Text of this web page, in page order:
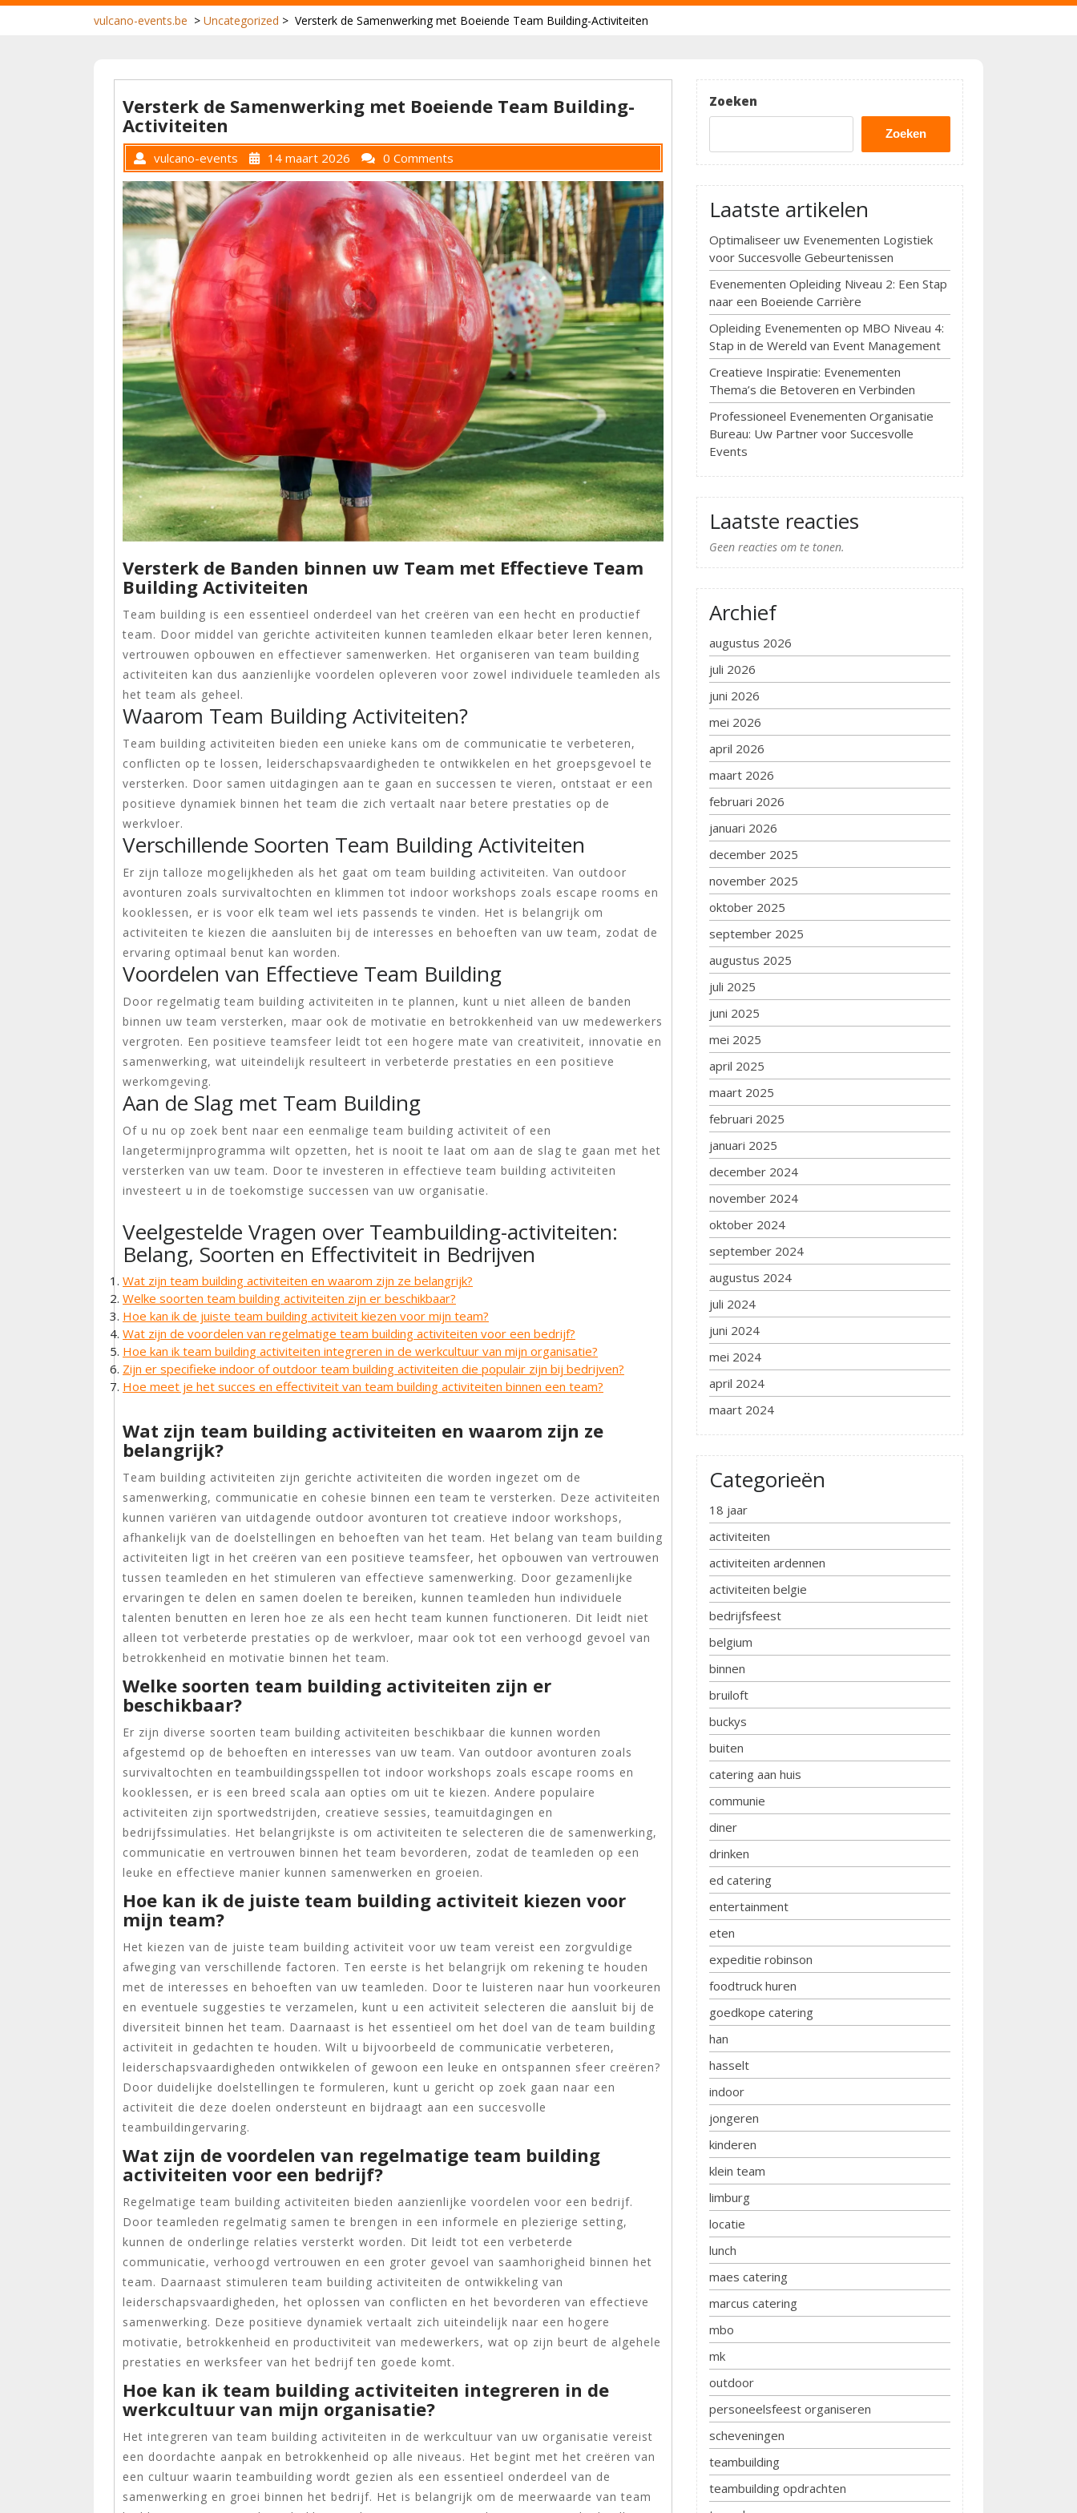
vulcano-events.be > Uncategorized > Versterk de Samenwerking met Boeiende Team Building-Activiteiten
Versterk de Samenwerking met Boeiende Team Building-
Activiteiten
vulcano-events 14 maart 2026 0 Comments
Versterk de Banden binnen uw Team met Effectieve Team
Building Activiteiten
Team building is een essentieel onderdeel van het creëren van een hecht en productief
team. Door middel van gerichte activiteiten kunnen teamleden elkaar beter leren kennen,
vertrouwen opbouwen en effectiever samenwerken. Het organiseren van team building
activiteiten kan dus aanzienlijke voordelen opleveren voor zowel individuele teamleden als
het team als geheel.
Waarom Team Building Activiteiten?
Team building activiteiten bieden een unieke kans om de communicatie te verbeteren,
conflicten op te lossen, leiderschapsvaardigheden te ontwikkelen en het groepsgevoel te
versterken. Door samen uitdagingen aan te gaan en successen te vieren, ontstaat er een
positieve dynamiek binnen het team die zich vertaalt naar betere prestaties op de
werkvloer.
Verschillende Soorten Team Building Activiteiten
Er zijn talloze mogelijkheden als het gaat om team building activiteiten. Van outdoor
avonturen zoals survivaltochten en klimmen tot indoor workshops zoals escape rooms en
kooklessen, er is voor elk team wel iets passends te vinden. Het is belangrijk om
activiteiten te kiezen die aansluiten bij de interesses en behoeften van uw team, zodat de
ervaring optimaal benut kan worden.
Voordelen van Effectieve Team Building
Door regelmatig team building activiteiten in te plannen, kunt u niet alleen de banden
binnen uw team versterken, maar ook de motivatie en betrokkenheid van uw medewerkers
vergroten. Een positieve teamsfeer leidt tot een hogere mate van creativiteit, innovatie en
samenwerking, wat uiteindelijk resulteert in verbeterde prestaties en een positieve
werkomgeving.
Aan de Slag met Team Building
Of u nu op zoek bent naar een eenmalige team building activiteit of een
langetermijnprogramma wilt opzetten, het is nooit te laat om aan de slag te gaan met het
versterken van uw team. Door te investeren in effectieve team building activiteiten
investeert u in de toekomstige successen van uw organisatie.
Veelgestelde Vragen over Teambuilding-activiteiten:
Belang, Soorten en Effectiviteit in Bedrijven
Wat zijn team building activiteiten en waarom zijn ze belangrijk?
Welke soorten team building activiteiten zijn er beschikbaar?
Hoe kan ik de juiste team building activiteit kiezen voor mijn team?
Wat zijn de voordelen van regelmatige team building activiteiten voor een bedrijf?
Hoe kan ik team building activiteiten integreren in de werkcultuur van mijn organisatie?
Zijn er specifieke indoor of outdoor team building activiteiten die populair zijn bij bedrijven?
Hoe meet je het succes en effectiviteit van team building activiteiten binnen een team?
Wat zijn team building activiteiten en waarom zijn ze
belangrijk?
Team building activiteiten zijn gerichte activiteiten die worden ingezet om de
samenwerking, communicatie en cohesie binnen een team te versterken. Deze activiteiten
kunnen variëren van uitdagende outdoor avonturen tot creatieve indoor workshops,
afhankelijk van de doelstellingen en behoeften van het team. Het belang van team building
activiteiten ligt in het creëren van een positieve teamsfeer, het opbouwen van vertrouwen
tussen teamleden en het stimuleren van effectieve samenwerking. Door gezamenlijke
ervaringen te delen en samen doelen te bereiken, kunnen teamleden hun individuele
talenten benutten en leren hoe ze als een hecht team kunnen functioneren. Dit leidt niet
alleen tot verbeterde prestaties op de werkvloer, maar ook tot een verhoogd gevoel van
betrokkenheid en motivatie binnen het team.
Welke soorten team building activiteiten zijn er
beschikbaar?
Er zijn diverse soorten team building activiteiten beschikbaar die kunnen worden
afgestemd op de behoeften en interesses van uw team. Van outdoor avonturen zoals
survivaltochten en teambuildingsspellen tot indoor workshops zoals escape rooms en
kooklessen, er is een breed scala aan opties om uit te kiezen. Andere populaire
activiteiten zijn sportwedstrijden, creatieve sessies, teamuitdagingen en
bedrijfssimulaties. Het belangrijkste is om activiteiten te selecteren die de samenwerking,
communicatie en vertrouwen binnen het team bevorderen, zodat de teamleden op een
leuke en effectieve manier kunnen samenwerken en groeien.
Hoe kan ik de juiste team building activiteit kiezen voor
mijn team?
Het kiezen van de juiste team building activiteit voor uw team vereist een zorgvuldige
afweging van verschillende factoren. Ten eerste is het belangrijk om rekening te houden
met de interesses en behoeften van uw teamleden. Door te luisteren naar hun voorkeuren
en eventuele suggesties te verzamelen, kunt u een activiteit selecteren die aansluit bij de
diversiteit binnen het team. Daarnaast is het essentieel om het doel van de team building
activiteit in gedachten te houden. Wilt u bijvoorbeeld de communicatie verbeteren,
leiderschapsvaardigheden ontwikkelen of gewoon een leuke en ontspannen sfeer creëren?
Door duidelijke doelstellingen te formuleren, kunt u gericht op zoek gaan naar een
activiteit die deze doelen ondersteunt en bijdraagt aan een succesvolle
teambuildingervaring.
Wat zijn de voordelen van regelmatige team building
activiteiten voor een bedrijf?
Regelmatige team building activiteiten bieden aanzienlijke voordelen voor een bedrijf.
Door teamleden regelmatig samen te brengen in een informele en plezierige setting,
kunnen de onderlinge relaties versterkt worden. Dit leidt tot een verbeterde
communicatie, verhoogd vertrouwen en een groter gevoel van saamhorigheid binnen het
team. Daarnaast stimuleren team building activiteiten de ontwikkeling van
leiderschapsvaardigheden, het oplossen van conflicten en het bevorderen van effectieve
samenwerking. Deze positieve dynamiek vertaalt zich uiteindelijk naar een hogere
motivatie, betrokkenheid en productiviteit van medewerkers, wat op zijn beurt de algehele
prestaties en werksfeer van het bedrijf ten goede komt.
Hoe kan ik team building activiteiten integreren in de
werkcultuur van mijn organisatie?
Het integreren van team building activiteiten in de werkcultuur van uw organisatie vereist
een doordachte aanpak en betrokkenheid op alle niveaus. Het begint met het creëren van
een cultuur waarin teambuilding wordt gezien als een essentieel onderdeel van de
samenwerking en groei binnen het bedrijf. Het is belangrijk om de meerwaarde van team
Zoeken
Zoeken
Laatste artikelen
Optimaliseer uw Evenementen Logistiek
voor Succesvolle Gebeurtenissen
Evenementen Opleiding Niveau 2: Een Stap
naar een Boeiende Carrière
Opleiding Evenementen op MBO Niveau 4:
Stap in de Wereld van Event Management
Creatieve Inspiratie: Evenementen
Thema’s die Betoveren en Verbinden
Professioneel Evenementen Organisatie
Bureau: Uw Partner voor Succesvolle
Events
Laatste reacties
Geen reacties om te tonen.
Archief
augustus 2026
juli 2026
juni 2026
mei 2026
april 2026
maart 2026
februari 2026
januari 2026
december 2025
november 2025
oktober 2025
september 2025
augustus 2025
juli 2025
juni 2025
mei 2025
april 2025
maart 2025
februari 2025
januari 2025
december 2024
november 2024
oktober 2024
september 2024
augustus 2024
juli 2024
juni 2024
mei 2024
april 2024
maart 2024
Categorieën
18 jaar
activiteiten
activiteiten ardennen
activiteiten belgie
bedrijfsfeest
belgium
binnen
bruiloft
buckys
buiten
catering aan huis
communie
diner
drinken
ed catering
entertainment
eten
expeditie robinson
foodtruck huren
goedkope catering
han
hasselt
indoor
jongeren
kinderen
klein team
limburg
locatie
lunch
maes catering
marcus catering
mbo
mk
outdoor
personeelsfeest organiseren
scheveningen
teambuilding
teambuilding opdrachten